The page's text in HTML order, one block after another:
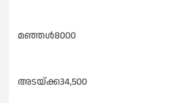
മഞ്ഞൾ8000
അടയ്ക്ക34,500